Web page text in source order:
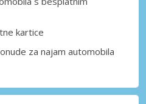
kartice
za najam automobila